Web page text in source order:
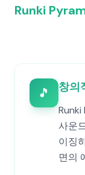
Runki
🎵 창의
사운
이징
면의